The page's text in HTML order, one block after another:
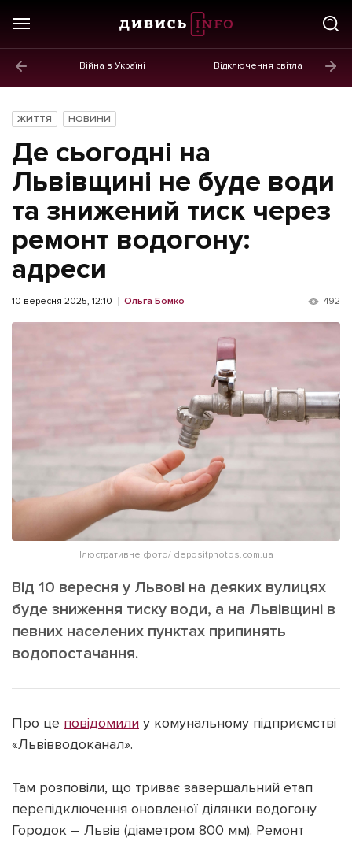
Війна в Україні Відключення світла
Новини
Політика
Економіка
Бізнес
Життя
Культура
Афіша
Репортаж
Розслідування
Погляди
Ініціативи
Лонгріди
Прес-релізи
Фото/Відео
Made in Lviv
Зв'язатися з нами
[email protected] Реклама на сайті
Політика конфіденційності
Підтримати dyvys.info
ЖИТТЯ НОВИНИ
Де сьогодні на
Львівщині не буде води
та знижений тиск через
ремонт водогону:
адреси
10 вересня 2025, 12:10 Ольга Бомко 492
Ілюстративне фото/ depositphotos.com.ua
Від 10 вересня у Львові на деяких вулицях
буде зниження тиску води, а на Львівщині в
певних населених пунктах припинять
водопостачання.
Про це повідомили у комунальному підприємстві
«Львівводоканал».
Там розповіли, що триває завершальний етап
перепідключення оновленої ділянки водогону
Городок – Львів (діаметром 800 мм). Ремонт